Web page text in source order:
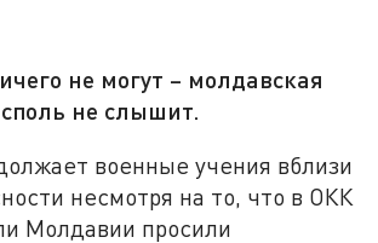
не могут – молдавская
не слышит.
военные учения вблизи
несмотря на то, что в ОКК
Молдавии просили